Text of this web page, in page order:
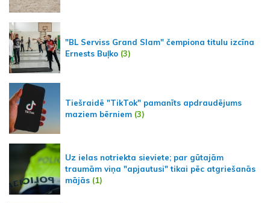
"BL Serviss Grand Slam" čempiona titulu izcīna
Ernests Buļko (3)
Tiešraidē "TikTok" pamanīts apdraudējums
maziem bērniem (3)
Uz ielas notriekta sieviete; par gūtajām
traumām viņa "apjautusi" tikai pēc atgriešanās
mājās (1)